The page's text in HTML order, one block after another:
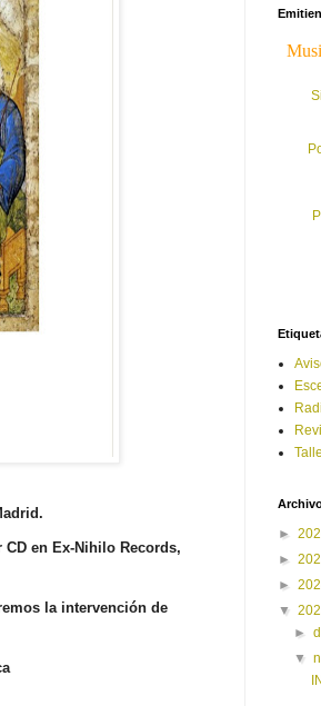
en Ex-Nihilo Records,
la intervención de
►
►
►
▼
►
▼